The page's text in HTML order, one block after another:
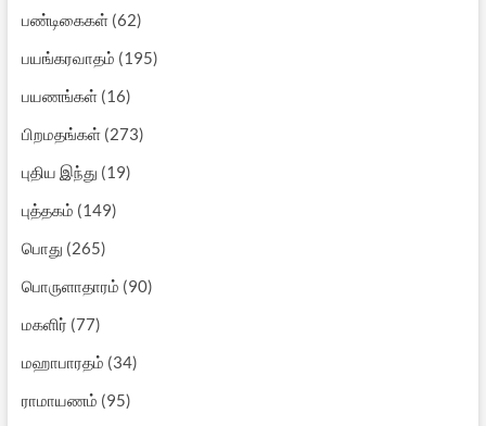
பண்டிகைகள்(62)
பயங்கரவாதம் (195)
பயணங்கள்(16)
பிறமதங்கள்(273)
புதிய இந்து (19)
புத்தகம் (149)
பொது (265)
பொருளாதாரம் (90)
மகளிர் (77)
மஹாபாரதம் (34)
ராமாயணம் (95)